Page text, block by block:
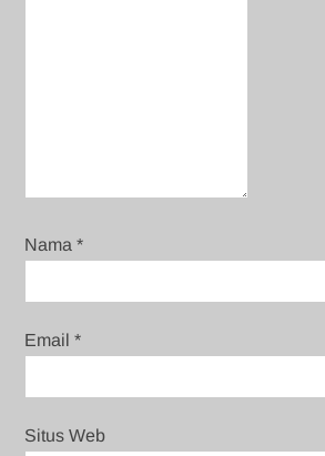
Nama*
Email*
Situs Web